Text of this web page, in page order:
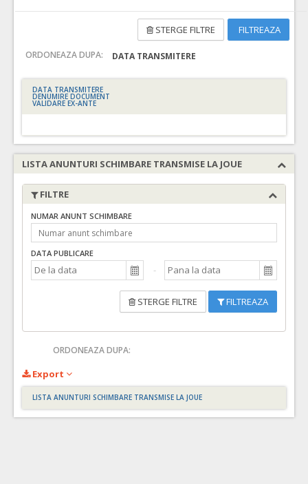
FILTREAZA
STERGE FILTRE
ORDONEAZA DUPA: DATA TRANSMITERE
DATA TRANSMITERE
DENUMIRE DOCUMENT
VALIDARE EX-ANTE
LISTA ANUNTURI SCHIMBARE TRANSMISE LA JOUE
FILTRE
NUMAR ANUNT SCHIMBARE
DATA PUBLICARE
STERGE FILTRE FILTREAZA
ORDONEAZA DUPA:
Export
LISTA ANUNTURI SCHIMBARE TRANSMISE LA JOUE